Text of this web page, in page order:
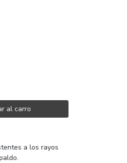
al carro
a los rayos